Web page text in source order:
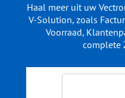
Haal meer uit uw
V-Solution, zoals
Voorraad,
complete